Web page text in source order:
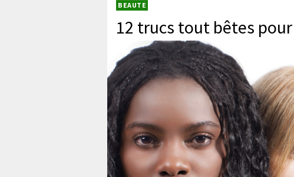
BEAUTE
12 trucs tout bêtes